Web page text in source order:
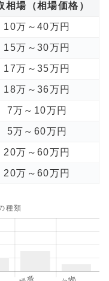
相場（相場価格）
10万～40万円
15万～30万円
17万～35万円
18万～36万円
7万～10万円
5万～60万円
20万～60万円
20万～60万円